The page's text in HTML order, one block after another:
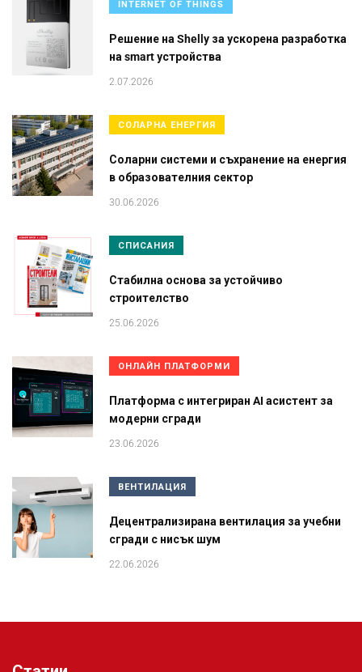
INTERNET OF THINGS
Решение на Shelly за ускорена разработка
на smart устройства
2.07.2026
СОЛАРНА ЕНЕРГИЯ
Соларни системи и съхранение на енергия
в образователния сектор
30.06.2026
СПИСАНИЯ
Стабилна основа за устойчиво
строителство
25.06.2026
ОНЛАЙН ПЛАТФОРМИ
Платформа с интегриран AI асистент за
модерни сгради
23.06.2026
ВЕНТИЛАЦИЯ
Децентрализирана вентилация за учебни
сгради с нисък шум
22.06.2026